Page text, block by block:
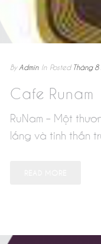
By Admin In Posted Tháng
Cafe Runam
RuNam – Một
lắng và tinh thần